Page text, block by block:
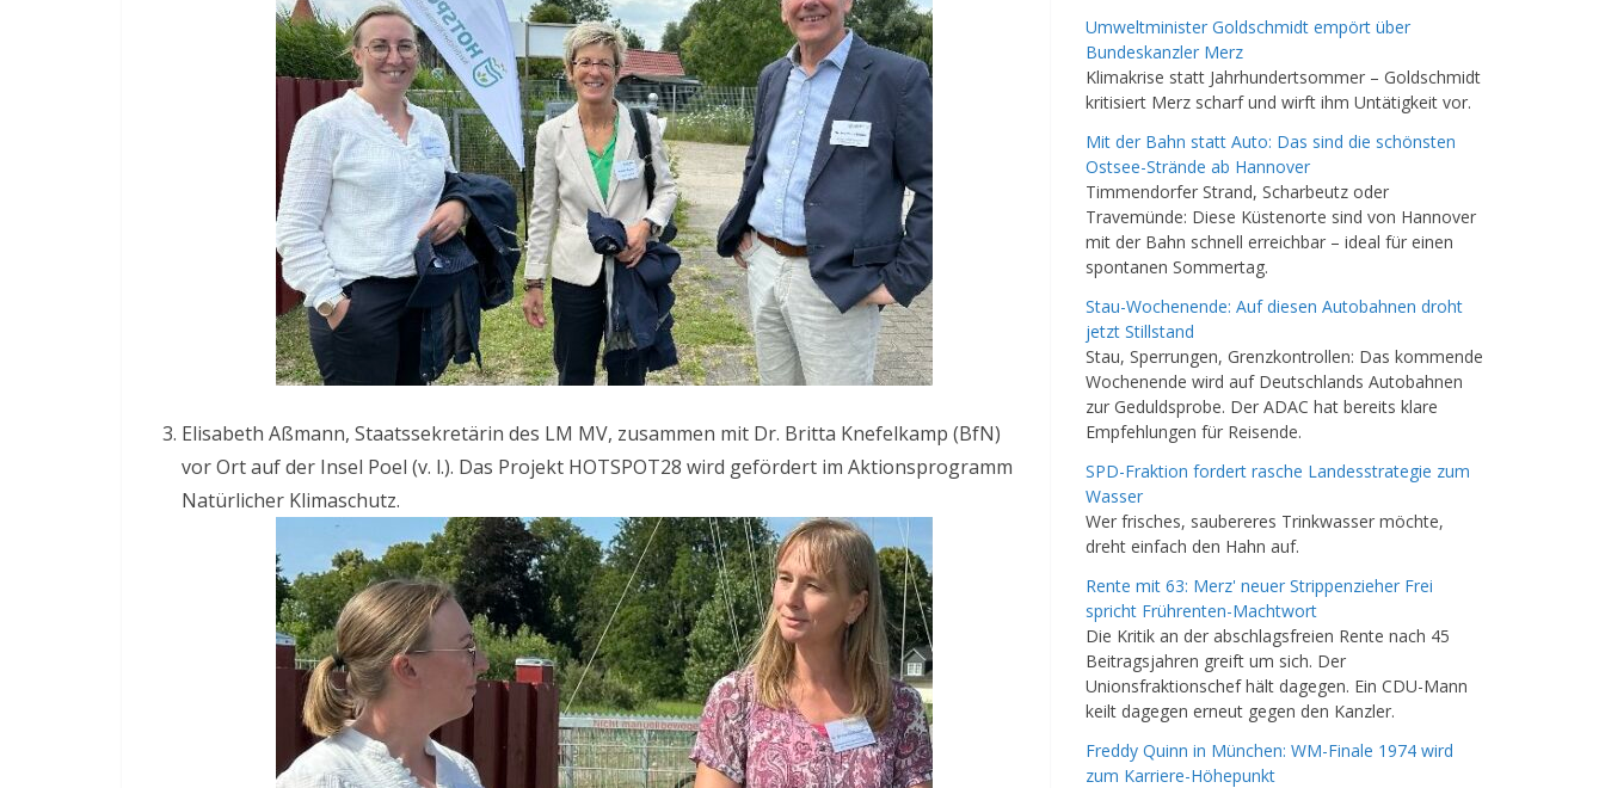
Elisabeth Aßmann, Staatssekretärin des LM MV, zusammen mit Dr. Britta Knefelkamp (BfN)
vor Ort auf der Insel Poel (v. l.). Das Projekt HOTSPOT28 wird gefördert im Aktionsprogramm
Natürlicher Klimaschutz.
Umweltminister Goldschmidt empört über
Bundeskanzler Merz
Klimakrise statt Jahrhundertsommer – Goldschmidt
kritisiert Merz scharf und wirft ihm Untätigkeit vor.
Mit der Bahn statt Auto: Das sind die schönsten
Ostsee-Strände ab Hannover
Timmendorfer Strand, Scharbeutz oder
Travemünde: Diese Küstenorte sind von Hannover
mit der Bahn schnell erreichbar – ideal für einen
spontanen Sommertag.
Stau-Wochenende: Auf diesen Autobahnen droht
jetzt Stillstand
Stau, Sperrungen, Grenzkontrollen: Das kommende
Wochenende wird auf Deutschlands Autobahnen
zur Geduldsprobe. Der ADAC hat bereits klare
Empfehlungen für Reisende.
SPD-Fraktion fordert rasche Landesstrategie zum
Wasser
Wer frisches, saubereres Trinkwasser möchte,
dreht einfach den Hahn auf.
Rente mit 63: Merz' neuer Strippenzieher Frei
spricht Frührenten-Machtwort
Die Kritik an der abschlagsfreien Rente nach 45
Beitragsjahren greift um sich. Der
Unionsfraktionschef hält dagegen. Ein CDU-Mann
keilt dagegen erneut gegen den Kanzler.
Freddy Quinn in München: WM-Finale 1974 wird
zum Karriere-Höhepunkt